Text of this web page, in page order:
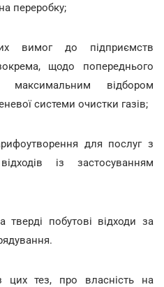
переробку;
вимог до підприємств
щодо попереднього
максимальним відбором
системи очистки газів;
для послуг з
із застосуванням
тверді побутові відходи за
тез, про власність на